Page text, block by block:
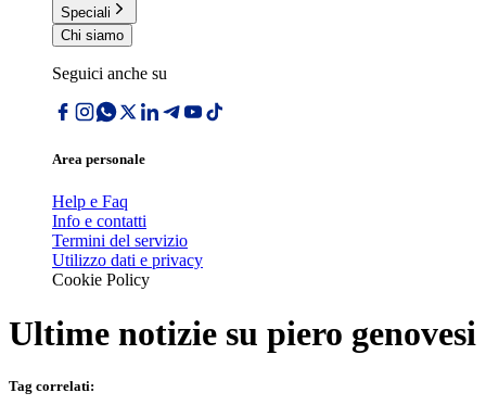
Speciali
Chi siamo
Seguici anche su
Area personale
Help e Faq
Info e contatti
Termini del servizio
Utilizzo dati e privacy
Cookie Policy
Ultime notizie su piero genovesi
Tag correlati: